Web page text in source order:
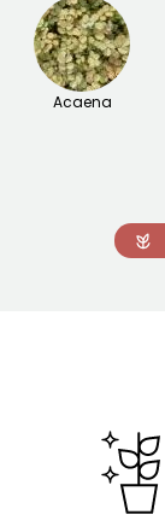
Acaena